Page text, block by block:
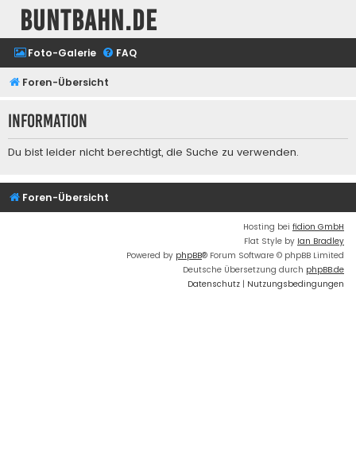
buntbahn.de
Foto-Galerie FAQ
Foren-Übersicht
Information
Du bist leider nicht berechtigt, die Suche zu verwenden.
Foren-Übersicht
Hosting bei fidion GmbH
Flat Style by Ian Bradley
Powered by phpBB® Forum Software © phpBB Limited
Deutsche Übersetzung durch phpBB.de
Datenschutz | Nutzungsbedingungen